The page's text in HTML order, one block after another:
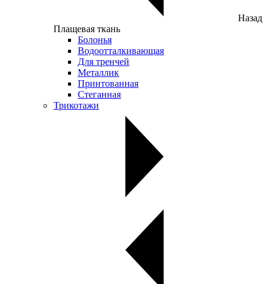
Назад
Плащевая ткань
Болонья
Водоотталкивающая
Для тренчей
Металлик
Принтованная
Стеганная
Трикотажи